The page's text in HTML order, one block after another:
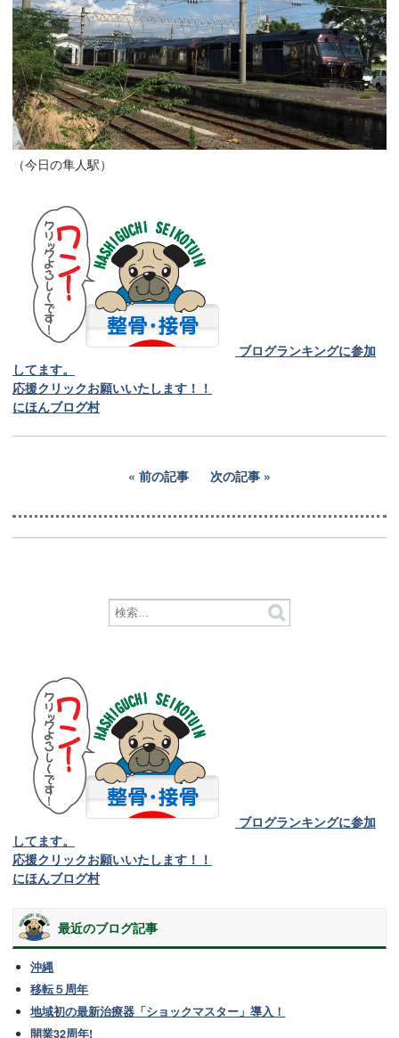
（今日の隼人駅）
ブログランキングに参加
してます。
応援クリックお願いいたします！！
にほんブログ村
前の記事 次の記事
ブログランキングに参加
してます。
応援クリックお願いいたします！！
にほんブログ村
最近のブログ記事
沖縄
移転５周年
地域初の最新治療器「ショックマスター」導入！
開業32周年!